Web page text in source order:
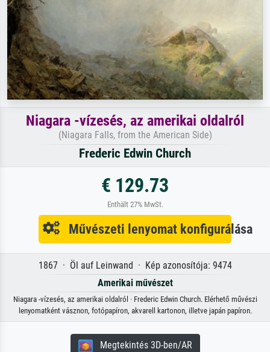
Niagara -vízesés, az amerikai oldalról
(Niagara Falls, from the American Side)
Frederic Edwin Church
€ 129.73
Enthält 27% MwSt.
Művészeti lenyomat konfigurálása
1867 · Öl auf Leinwand · Kép azonosítója: 9474
Amerikai művészet
Niagara -vízesés, az amerikai oldalról · Frederic Edwin Church. Elérhető művészi
lenyomatként vásznon, fotópapíron, akvarell kartonon, illetve japán papíron.
Megtekintés 3D-ben/AR